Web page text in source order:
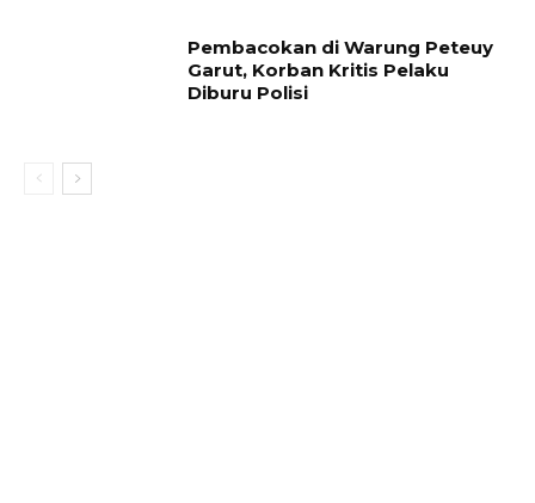
Pembacokan di Warung Peteuy
Garut, Korban Kritis Pelaku
Diburu Polisi